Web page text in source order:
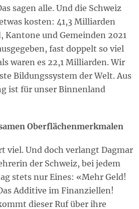
sagen alle. Und die Schweiz
kosten: 41,3 Milliarden
Kantone und Gemeinden 2021
fast doppelt so viel
waren es 22,1 Milliarden. Wir
Bildungssystem der Welt. Aus
ist für unser Binnenland
Oberflächenmerkmalen
viel. Und doch verlangt Dagmar
der Schweiz, bei jedem
stets nur Eines: «Mehr Geld!
Additive im Finanziellen!
dieser Ruf über ihre